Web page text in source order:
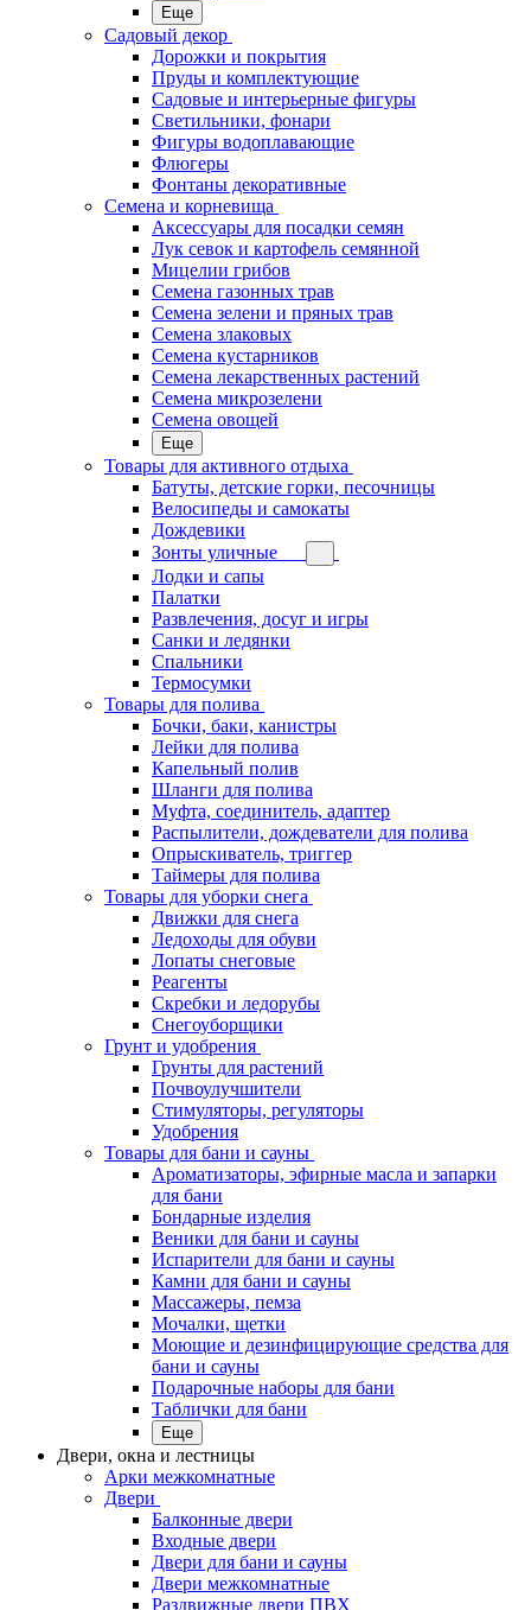
Еще
Садовый декор
Дорожки и покрытия
Пруды и комплектующие
Садовые и интерьерные фигуры
Светильники, фонари
Фигуры водоплавающие
Флюгеры
Фонтаны декоративные
Семена и корневища
Аксессуары для посадки семян
Лук севок и картофель семянной
Мицелии грибов
Семена газонных трав
Семена зелени и пряных трав
Семена злаковых
Семена кустарников
Семена лекарственных растений
Семена микрозелени
Семена овощей
Еще
Товары для активного отдыха
Батуты, детские горки, песочницы
Велосипеды и самокаты
Дождевики
Зонты уличные
Лодки и сапы
Палатки
Развлечения, досуг и игры
Санки и ледянки
Спальники
Термосумки
Товары для полива
Бочки, баки, канистры
Лейки для полива
Капельный полив
Шланги для полива
Муфта, соединитель, адаптер
Распылители, дождеватели для полива
Опрыскиватель, триггер
Таймеры для полива
Товары для уборки снега
Движки для снега
Ледоходы для обуви
Лопаты снеговые
Реагенты
Скребки и ледорубы
Снегоуборщики
Грунт и удобрения
Грунты для растений
Почвоулучшители
Стимуляторы, регуляторы
Удобрения
Товары для бани и сауны
Ароматизаторы, эфирные масла и запарки
для бани
Бондарные изделия
Веники для бани и сауны
Испарители для бани и сауны
Камни для бани и сауны
Массажеры, пемза
Мочалки, щетки
Моющие и дезинфицирующие средства для
бани и сауны
Подарочные наборы для бани
Таблички для бани
Еще
Двери, окна и лестницы
Арки межкомнатные
Двери
Балконные двери
Входные двери
Двери для бани и сауны
Двери межкомнатные
Раздвижные двери ПВХ